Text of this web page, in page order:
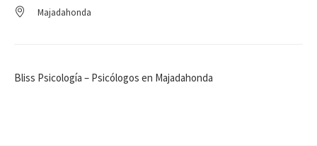
Majadahonda
Bliss Psicología – Psicólogos en Majadahonda